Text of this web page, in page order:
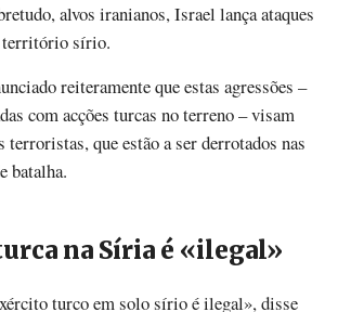
alvos iranianos, Israel lança ataques
território sírio.
reiteramente que estas agressões –
com acções turcas no terreno – visam
terroristas, que estão a ser derrotados nas
batalha.
na Síria é «ilegal»
turco em solo sírio é ilegal», disse